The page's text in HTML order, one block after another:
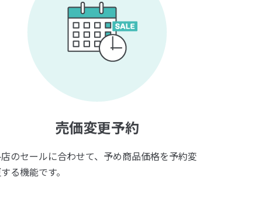
売価変更予約
のセールに合わせて、予め商品価格を予約変
る機能です。